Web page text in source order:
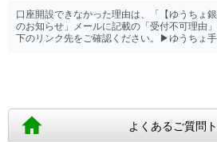
口座開設できなかった理由は、「【ゆうちょ
のお知らせ」メールに記載の「受付不可理由
下のリンク先をご確認ください。▶ゆうちょ
よくあるご質問